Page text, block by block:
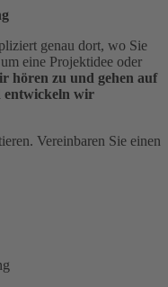
genau dort, wo Sie
eine Projektidee oder
hören zu und gehen auf
entwickeln wir
Vereinbaren Sie einen